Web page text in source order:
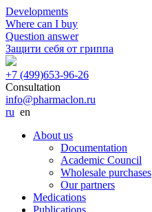
Developments
Where can I buy
Question answer
Защити себя от гриппа
+7 (499)653-96-26
Consultation
info@pharmaclon.ru
ru en
About us
Documentation
Academic Council
Wholesale purchases
Our partners
Medications
Publications